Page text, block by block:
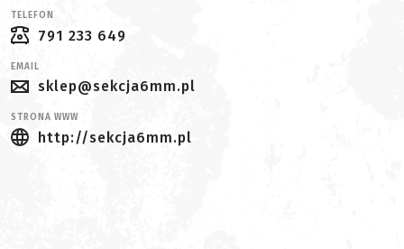
TELEFON
791 233 649
EMAIL
sklep@sekcja6mm.pl
STRONA WWW
http://sekcja6mm.pl